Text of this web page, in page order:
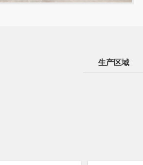
生产区域